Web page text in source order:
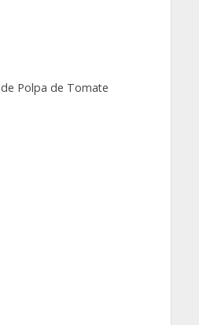
de Polpa de Tomate